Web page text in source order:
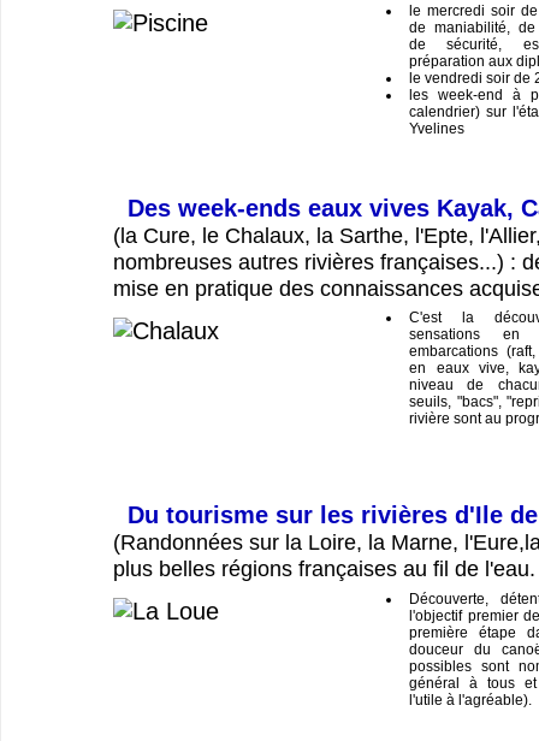
le mercredi soir
de maniabilité,
de sécurité,
préparation aux
le vendredi soir de
les week-end à
calendrier) sur
Yvelines
Des week-ends eaux vives Kayak,
(la Cure, le Chalaux, la Sarthe, l'Epte,
nombreuses autres rivières françaises...) :
mise en pratique des connaissances
C'est la
sensations en
embarcations
en eaux vive,
niveau de
seuils, "bacs",
rivière sont au
Du tourisme sur les rivières d'Ile
(Randonnées sur la Loire, la Marne,
plus belles régions françaises au fil de l'eau.
Découverte,
l'objectif premier
première étape
douceur du
possibles sont
général à tous
l'utile à l'agréable).